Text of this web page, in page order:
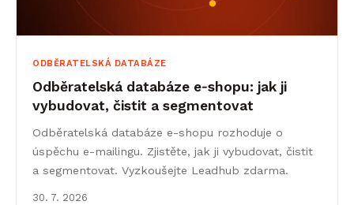
ODBĚRATELSKÁ DATABÁZE
Odběratelská databáze e‑shopu: jak ji
vybudovat, čistit a segmentovat
Odběratelská databáze e-shopu rozhoduje o
úspěchu e-mailingu. Zjistěte, jak ji vybudovat, čistit
a segmentovat. Vyzkoušejte Leadhub zdarma.
30. 7. 2026